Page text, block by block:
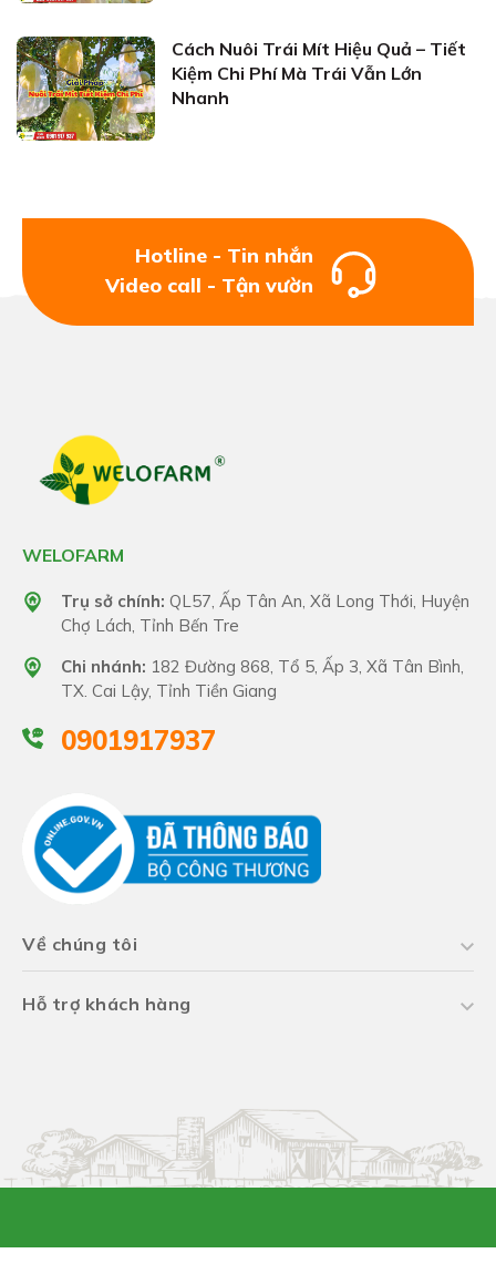
Cách Nuôi Trái Mít Hiệu Quả – Tiết
Kiệm Chi Phí Mà Trái Vẫn Lớn
Nhanh
Hotline - Tin nhắn
Video call - Tận vườn
WELOFARM
Trụ sở chính: QL57, Ấp Tân An, Xã Long Thới, Huyện
Chợ Lách, Tỉnh Bến Tre
Chi nhánh: 182 Đường 868, Tổ 5, Ấp 3, Xã Tân Bình,
TX. Cai Lậy, Tỉnh Tiền Giang
0901917937
Về chúng tôi
Hỗ trợ khách hàng